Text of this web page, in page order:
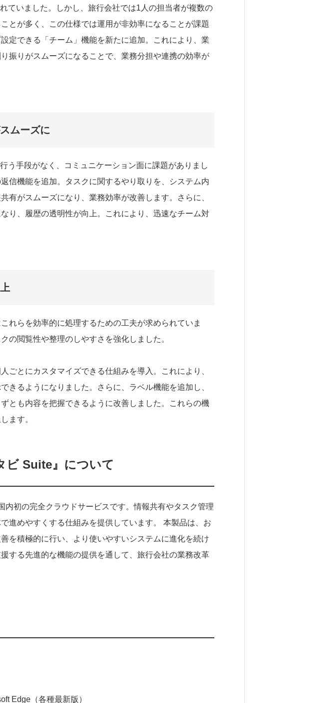
ていました。しかし、旅行会社では1人の担当者が複数の
とが多く、この仕様では運用が非効率になることが課題
定できる「チーム」機能を新たに追加。これにより、業
振りがスムーズになることで、業務分担や連携の効率が
ムーズに
う手段がなく、コミュニケーション面に課題がありまし
信機能を追加。タスクに関するやり取りを、システム内
有がスムーズになり、業務効率が改善します。さらに、
り、履歴の透明性が向上。これにより、迅速なチーム対
れらを効率的に処理するための工夫が求められていま
の閲覧性や整理のしやすさを強化しました。
ごとにカスタマイズできる仕組みを導入。これにより、
きるようになりました。さらに、ラベル機能を追加し、
とも内容を把握できるように改善しました。これらの機
ます。
ビ Suite』について
内初の完全クラウドサービスです。情報共有やタスク管理
進めやすくする仕組みを提供しています。 本製品は、お
を積極的に行い、より使いやすいシステムに進化を続け
する先進的な機能の提供を通して、旅行会社の業務改革
Edge（各種最新版）